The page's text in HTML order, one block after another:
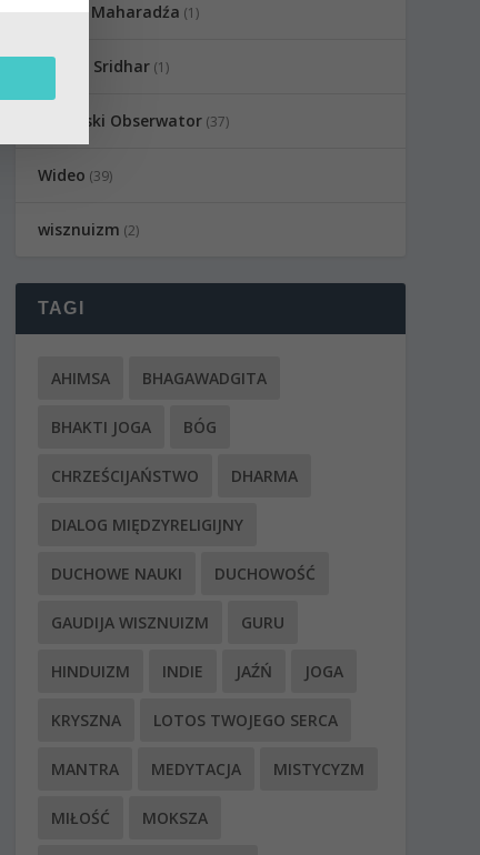
Sadhu Maharadźa (1)
Swami Sridhar(1)
Wedyjski Obserwator(37)
Wideo (39)
wisznuizm (2)
TAGI
AHIMSA BHAGAWADGITA
BHAKTI JOGA BÓG
CHRZEŚCIJAŃSTWO DHARMA
DIALOG MIĘDZYRELIGIJNY
DUCHOWE NAUKI DUCHOWOŚĆ
GAUDIJA WISZNUIZM GURU
HINDUIZM INDIE JAŹŃ JOGA
KRYSZNA LOTOS TWOJEGO SERCA
MANTRA MEDYTACJA MISTYCYZM
MIŁOŚĆ MOKSZA